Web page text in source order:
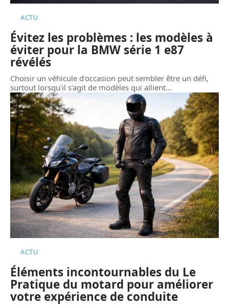
ACTU
Évitez les problèmes : les modèles à
éviter pour la BMW série 1 e87
révélés
Choisir un véhicule d'occasion peut sembler être un défi,
surtout lorsqu'il s'agit de modèles qui allient…
ACTU
Éléments incontournables du Le
Pratique du motard pour améliorer
votre expérience de conduite